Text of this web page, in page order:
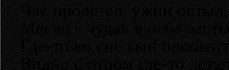
Час пролетел, ужин остыл,
Месяц - чудак в небе
Где-то во сне сын
Видно с отцом где-то